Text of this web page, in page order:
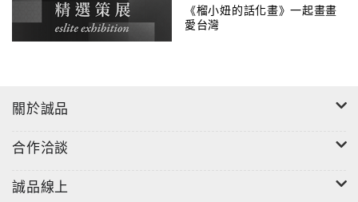
《榴小妞的話化畫》一起畫畫
愛台灣
關於誠品
合作洽談
誠品線上